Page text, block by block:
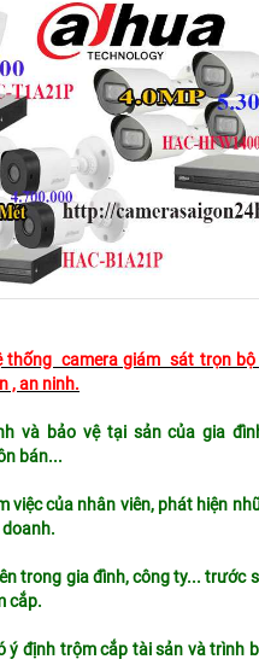
thống camera giám sát trọn bộ
, an ninh.
và bảo vệ tại sản của gia
bán...
việc của nhân viên, phát hiện
trong gia đình, công ty... trước
cắp.
ý định trộm cắp tài sản và trình